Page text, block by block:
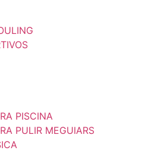
PISCINA
PULIR MEGUIARS